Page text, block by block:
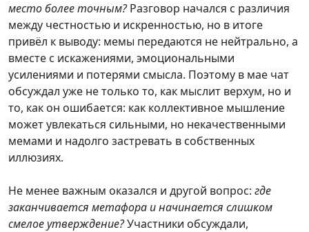
место более точным?Разговор начался с различия
между честностью и искренностью, но в итоге
привёл к выводу: мемы передаются не нейтрально, а
вместе с искажениями, эмоциональными
усилениями и потерями смысла. Поэтому в мае чат
обсуждал уже не только то, как мыслит верхум, но и
то, как он ошибается: как коллективное мышление
может увлекаться сильными, но некачественными
мемами и надолго застревать в собственных
иллюзиях.
Не менее важным оказался и другой вопрос: где
заканчивается метафора и начинается слишком
смелое утверждение?Участники обсуждали,